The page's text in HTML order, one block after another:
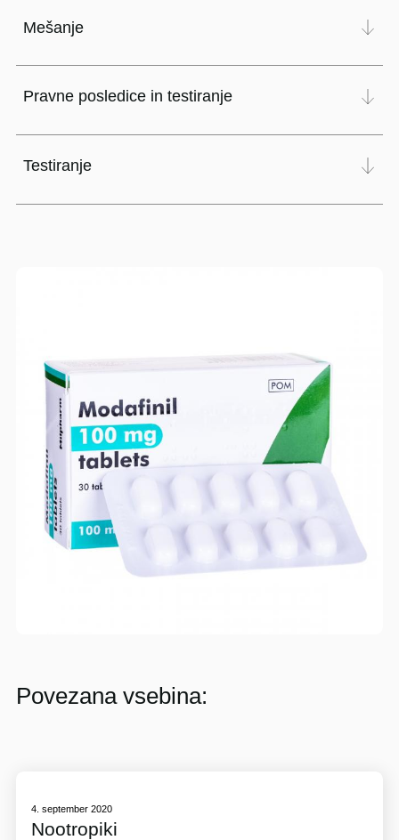
Mešanje
Pravne posledice in testiranje
Testiranje
Povezana vsebina:
4. september 2020
Nootropiki